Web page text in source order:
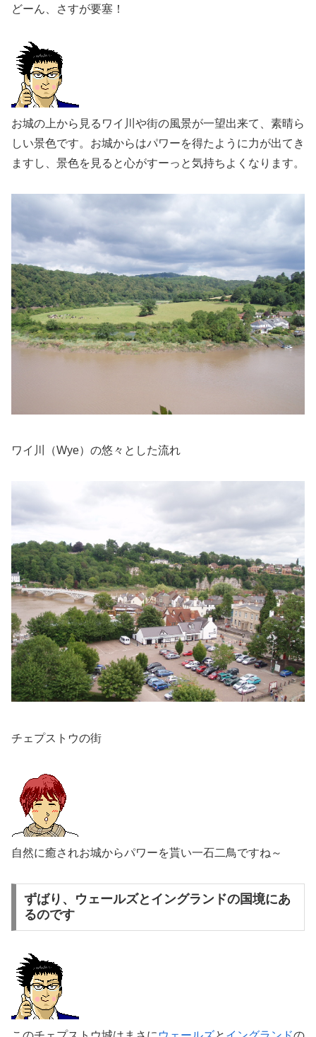
どーん、さすが要塞！
お城の上から見るワイ川や街の風景が一望出来て、素晴ら
しい景色です。お城からはパワーを得たように力が出てき
ますし、景色を見ると心がすーっと気持ちよくなります。
ワイ川（Wye）の悠々とした流れ
チェプストウの街
自然に癒されお城からパワーを貰い一石二鳥ですね～
ずばり、ウェールズとイングランドの国境にあ
るのです